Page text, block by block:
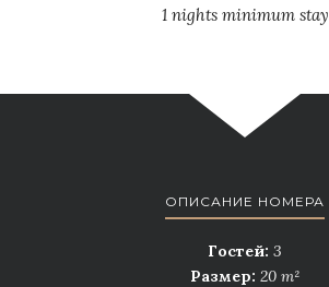
1 nights minimum stay
ОПИСАНИЕ НОМЕРА
Гостей: 3
Размер: 20 m²